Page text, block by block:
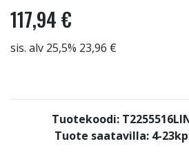
117,94 €
sis. alv 25,5% 23,96 €
Tuotekoodi:
Tuote saatavilla: 4-